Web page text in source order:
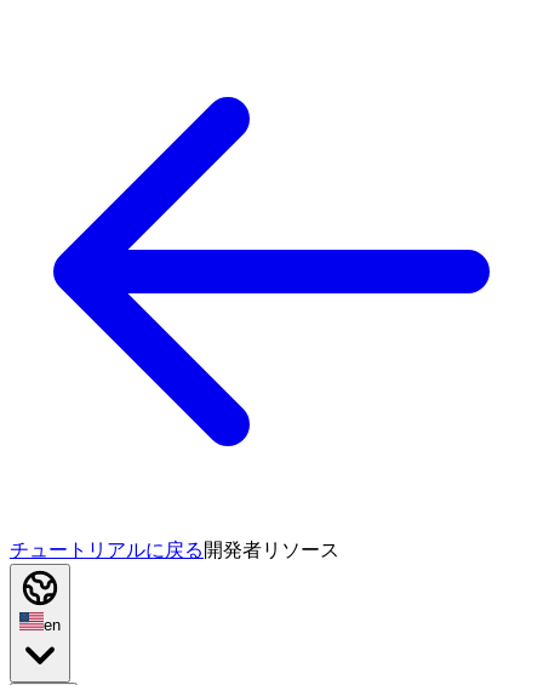
チュートリアルに戻る 開発者リソース
en